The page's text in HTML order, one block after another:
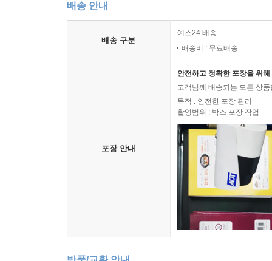
배송 안내
배송 구분
예스24 배송
배송비 : 무료배송
포장 안내
안전하고 정확한 포장을 위
고객님께 배송되는 모든 상
목적 : 안전한 포장 관리
촬영범위 : 박스 포장 작업